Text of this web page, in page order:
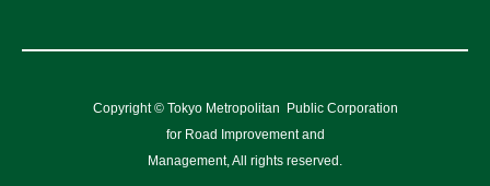
Copyright © Tokyo Metropolitan
Public Corporation
for Road Improvement and
Management, All rights reserved.